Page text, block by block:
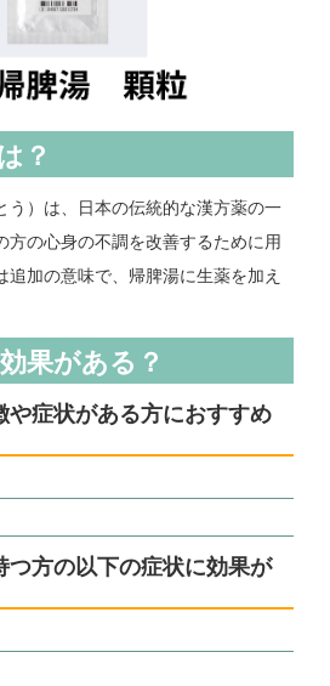
？
う）は、日本の伝統的な漢方薬の一
方の心身の不調を改善するために用
追加の意味で、帰脾湯に生薬を加え
果がある？
や症状がある方におすすめ
つ方の以下の症状に効果が